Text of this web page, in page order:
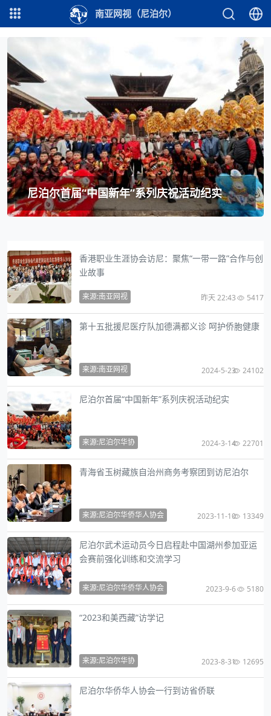
南亚网视（尼泊尔）
尼泊尔首届“中国新年”系列庆祝活动纪实
香港职业生涯协会访尼：聚焦“一带一路”合作与创
业故事
来源:南亚网视 昨天 22:43 5417
第十五批援尼医疗队加德满都义诊 呵护侨胞健康
来源:南亚网视 2024-5-23 24102
尼泊尔首届“中国新年”系列庆祝活动纪实
来源:尼泊尔华协 2024-3-14 22701
青海省玉树藏族自治州商务考察团到访尼泊尔
来源:尼泊尔华侨华人协会 2023-11-10 13349
尼泊尔武术运动员今日启程赴中国湖州参加亚运
会赛前强化训练和交流学习
来源:尼泊尔华侨华人协会 2023-9-6 5180
“2023和美西藏”访学记
来源:尼泊尔华协 2023-8-31 12695
尼泊尔华侨华人协会一行到访省侨联